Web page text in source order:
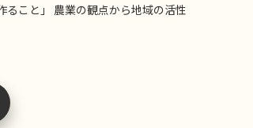
ること」 農業の観点から地域の活性